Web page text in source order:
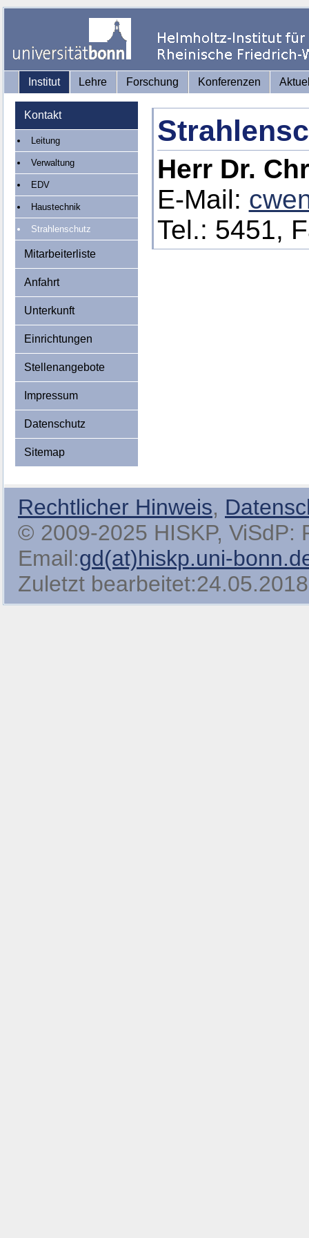
Institut Lehre Forschung Konferenzen
Kontakt
Leitung
Verwaltung
EDV
Haustechnik
Strahlenschutz
Mitarbeiterliste
Anfahrt
Unterkunft
Einrichtungen
Stellenangebote
Impressum
Datenschutz
Sitemap
Herr Dr.
E-Mail:
Tel.: 5451,
Rechtlicher Hinweis,
© 2009-2025 HISKP, ViSdP:
Email:gd(at)hiskp.uni-
Zuletzt